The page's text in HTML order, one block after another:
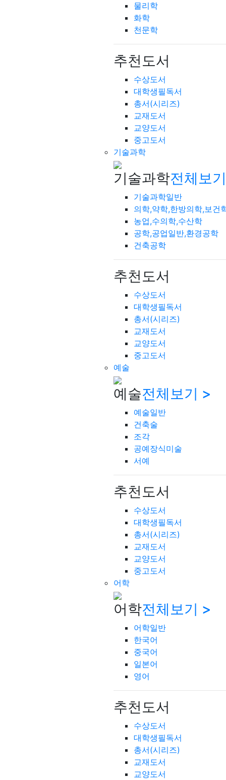
물리학
화학
천문학
추천도서
수상도서
대학생필독서
총서(시리즈)
교재도서
교양도서
중고도서
기술과학
기술과학전체보
기술과학일반
의학,약학,한방의학,보건
농업,수의학,수산학
공학,공업일반,환경공학
건축공학
추천도서
수상도서
대학생필독서
총서(시리즈)
교재도서
교양도서
중고도서
예술
예술전체보기 >
예술일반
건축술
조각
공예장식미술
서예
추천도서
수상도서
대학생필독서
총서(시리즈)
교재도서
교양도서
중고도서
어학
어학전체보기 >
어학일반
한국어
중국어
일본어
영어
추천도서
수상도서
대학생필독서
총서(시리즈)
교재도서
교양도서